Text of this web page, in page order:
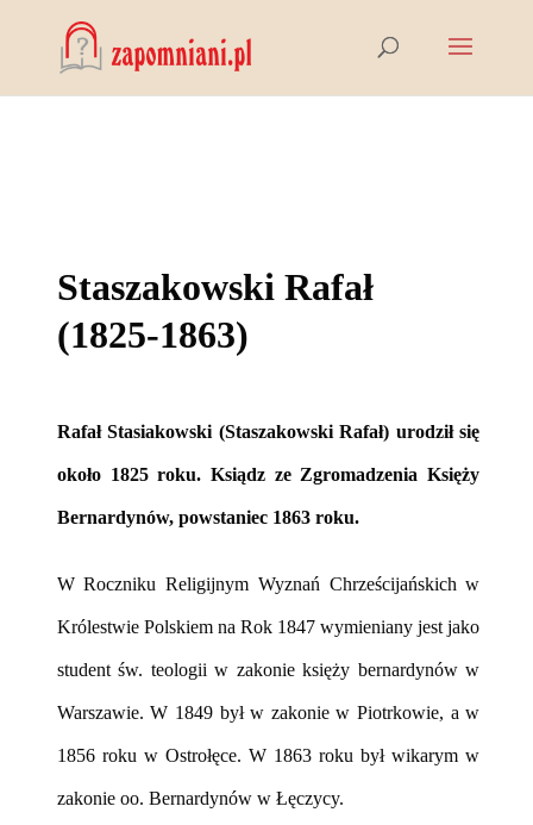
Staszakowski Rafał
(1825-1863)
Rafał Stasiakowski (Staszakowski Rafał) urodził się
około 1825 roku. Ksiądz ze Zgromadzenia Księży
Bernardynów, powstaniec 1863 roku.
W Roczniku Religijnym Wyznań Chrześcijańskich w
Królestwie Polskiem na Rok 1847 wymieniany jest jako
student św. teologii w zakonie księży bernardynów w
Warszawie. W 1849 był w zakonie w Piotrkowie, a w
1856 roku w Ostrołęce. W 1863 roku był wikarym w
zakonie oo. Bernardynów w Łęczycy.